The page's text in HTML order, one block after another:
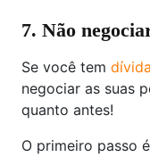
7. Não
Se você tem
negociar as suas
quanto antes!
O primeiro passo